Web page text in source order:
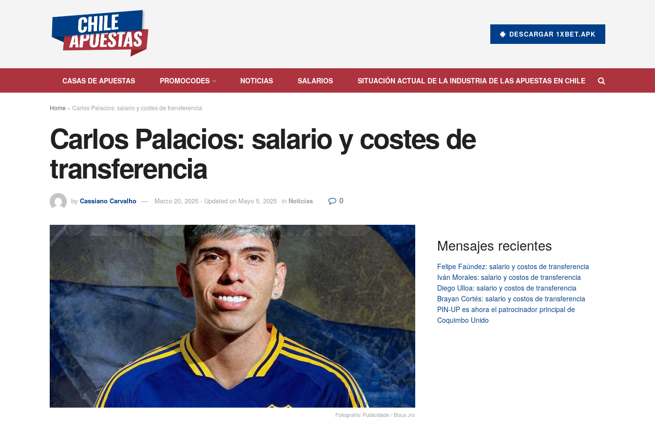
DESCARGAR 1XBET.APK
CASAS DE APUESTAS PROMOCODES NOTICIAS SALARIOS SITUACIÓN ACTUAL DE LA INDUSTRIA DE LAS APUESTAS EN CHILE
Home » Carlos Palacios: salario y costes de transferencia
Carlos Palacios: salario y costes de
transferencia
by Cassiano Carvalho Marzo 20, 2025 - Updated on Mayo 5, 2025 in Noticias 0
Fotografía: Publicidade / Boca Jrs
Mensajes recientes
Felipe Faúndez: salario y costos de transferencia
Iván Morales: salario y costos de transferencia
Diego Ulloa: salario y costos de transferencia
Brayan Cortés: salario y costos de transferencia
PIN-UP es ahora el patrocinador principal de
Coquimbo Unido